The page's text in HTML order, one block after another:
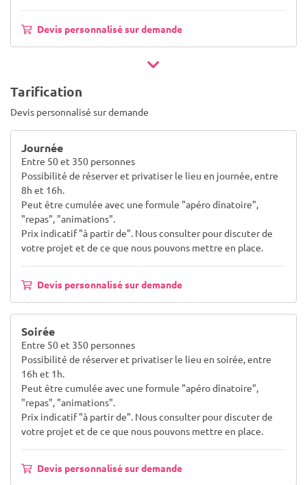
Devis personnalisé sur demande
Tarification
Devis personnalisé sur demande
Journée
Entre 50 et 350 personnes
Possibilité de réserver et privatiser le lieu en journée, entre
8h et 16h.
Peut être cumulée avec une formule "apéro dînatoire",
"repas", "animations".
Prix indicatif "à partir de". Nous consulter pour discuter de
votre projet et de ce que nous pouvons mettre en place.
Devis personnalisé sur demande
Soirée
Entre 50 et 350 personnes
Possibilité de réserver et privatiser le lieu en soirée, entre
16h et 1h.
Peut être cumulée avec une formule "apéro dînatoire",
"repas", "animations".
Prix indicatif "à partir de". Nous consulter pour discuter de
votre projet et de ce que nous pouvons mettre en place.
Devis personnalisé sur demande